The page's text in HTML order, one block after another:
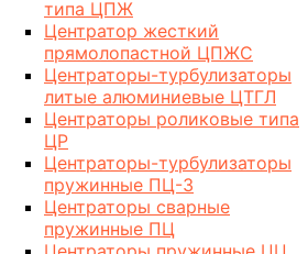
типа ЦПЖ
Центратор жесткий
прямолопастной ЦПЖС
Центраторы-турбулизаторы
литые алюминиевые ЦТГЛ
Центраторы роликовые типа
ЦР
Центраторы-турбулизаторы
пружинные ПЦ-3
Центраторы сварные
пружинные ПЦ